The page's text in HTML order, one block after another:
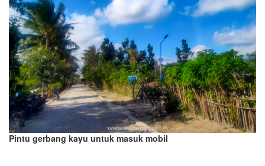
Pintu gerbang kayu untuk masuk mobil